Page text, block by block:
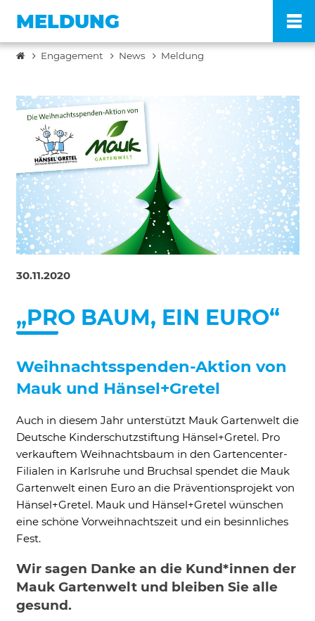
MELDUNG
Engagement News Meldung
30.11.2020
„PRO BAUM, EIN EURO“
Weihnachtsspenden-Aktion von
Mauk und Hänsel+Gretel
Auch in diesem Jahr unterstützt Mauk Gartenwelt die
Deutsche Kinderschutzstiftung Hänsel+Gretel. Pro
verkauftem Weihnachtsbaum in den Gartencenter-
Filialen in Karlsruhe und Bruchsal spendet die Mauk
Gartenwelt einen Euro an die Präventionsprojekt von
Hänsel+Gretel. Mauk und Hänsel+Gretel wünschen
eine schöne Vorweihnachtszeit und ein besinnliches
Fest.
Wir sagen Danke an die Kund*innen der
Mauk Gartenwelt und bleiben Sie alle
gesund.
Notwendig
Website benötigt und helfen dabei, unsere
Website nutzbar zu machen sowie Zugriffe
auf sichere Bereiche unserer Website
Cookie Informationen anzeigen
External Content
Includes resources that make external
content available on the website. Such as
YouTube, Instagram or similar providers.